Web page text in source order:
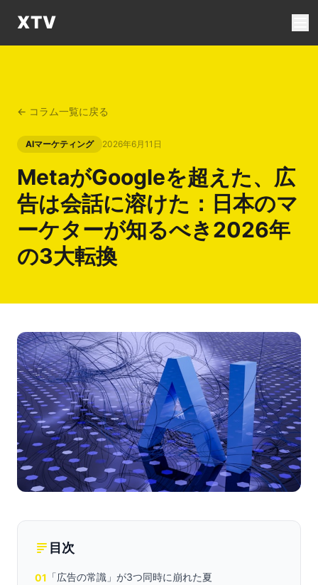
XTV
← コラム一覧に戻る
AIマーケティング 2026年6月11日
MetaがGoogleを超えた、広
告は会話に溶けた：日本のマ
ーケターが知るべき2026年
の3大転換
目次
01 「広告の常識」が3つ同時に崩れた夏